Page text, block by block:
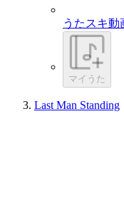
うたスキ動
マイうた
Last Man Standing